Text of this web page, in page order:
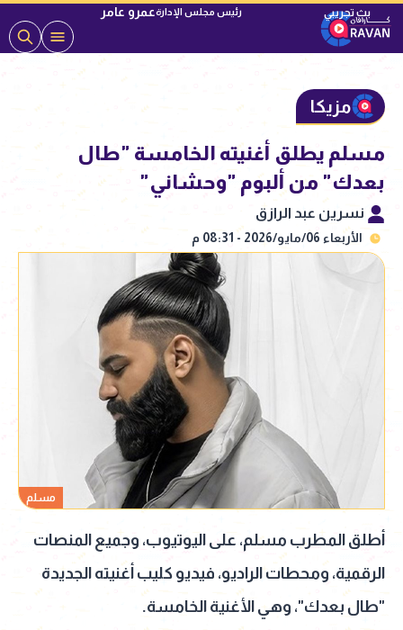
رئيس مجلس الإدارةعمرو عامر
مزيكا
مسلم يطلق أغنيته الخامسة "طال
بعدك" من ألبوم "وحشاني"
نسرين عبد الرازق
الأربعاء 06/مايو/2026 - 08:31 م
مسلم
أطلق المطرب مسلم، على اليوتيوب، وجميع المنصات
الرقمية، ومحطات الراديو، فيديو كليب أغنيته الجديدة
"طال بعدك"، وهي الأغنية الخامسة.